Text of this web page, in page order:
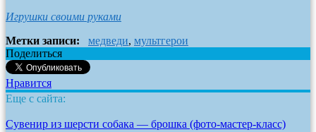
Игрушки своими руками
Метки записи:
медведи, мультгерои
Поделиться
Нравится
Еще с сайта:
Сувенир из шерсти собака — брошка (фото-мастер-класс)